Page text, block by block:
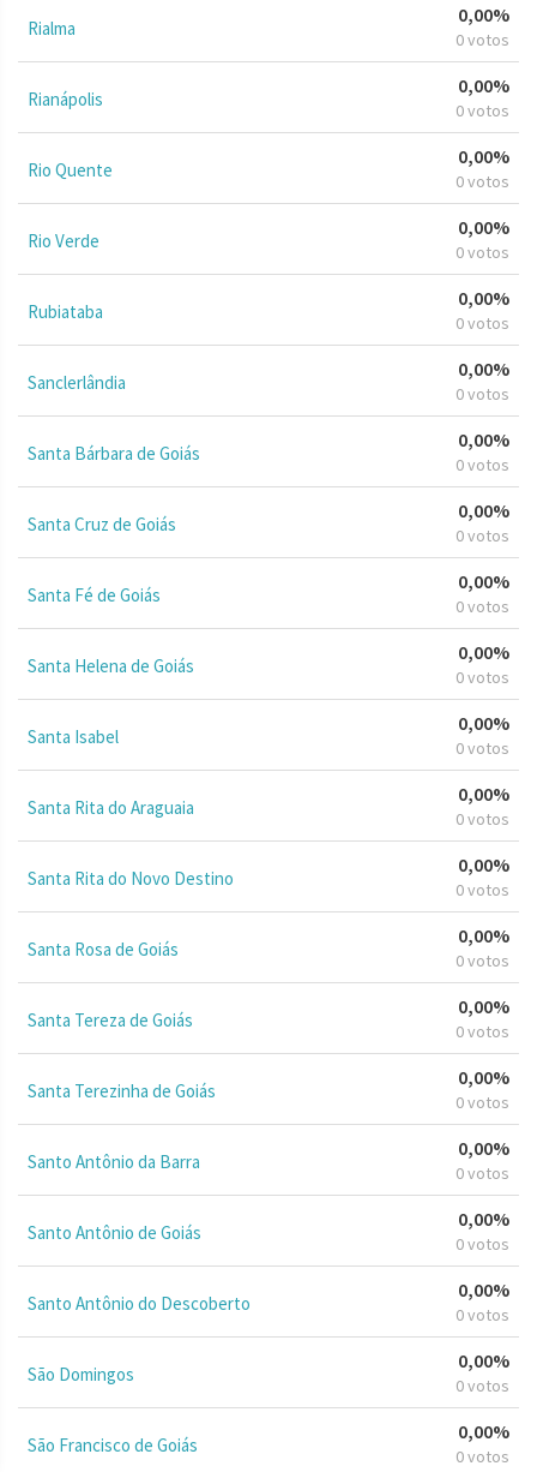
Rialma
0,00%
0 votos
Rianápolis
0,00%
0 votos
Rio Quente
0,00%
0 votos
Rio Verde
0,00%
0 votos
Rubiataba
0,00%
0 votos
Sanclerlândia
0,00%
0 votos
Santa Bárbara de Goiás
0,00%
0 votos
Santa Cruz de Goiás
0,00%
0 votos
Santa Fé de Goiás
0,00%
0 votos
Santa Helena de Goiás
0,00%
0 votos
Santa Isabel
0,00%
0 votos
Santa Rita do Araguaia
0,00%
0 votos
Santa Rita do Novo Destino
0,00%
0 votos
Santa Rosa de Goiás
0,00%
0 votos
Santa Tereza de Goiás
0,00%
0 votos
Santa Terezinha de Goiás
0,00%
0 votos
Santo Antônio da Barra
0,00%
0 votos
Santo Antônio de Goiás
0,00%
0 votos
Santo Antônio do Descoberto
0,00%
0 votos
São Domingos
0,00%
0 votos
São Francisco de Goiás
0,00%
0 votos